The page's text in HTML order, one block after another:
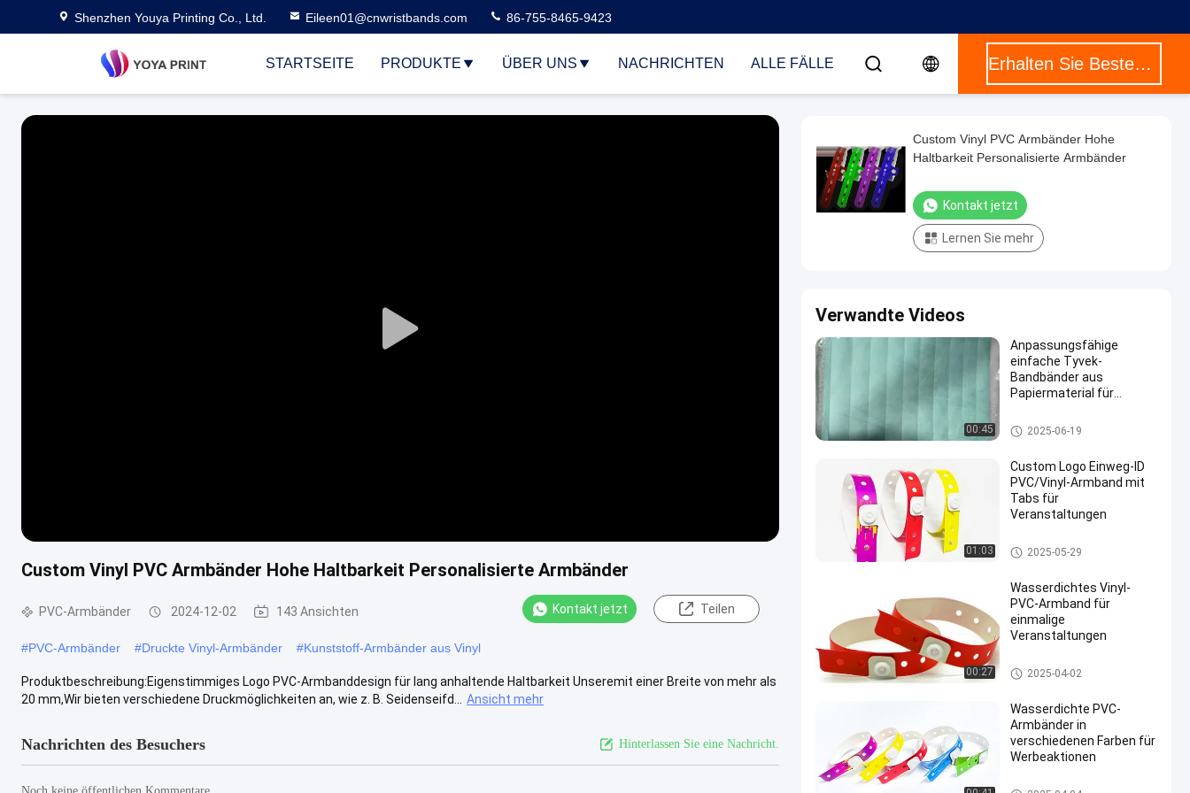
Shenzhen Youya Printing Co., Ltd. Eileen01@cnwristbands.com 86-755-8465-9423
STARTSEITE PRODUKTE ÜBER UNS NACHRICHTEN ALLE FÄLLE Erhalten Sie Besten Preis
Play
Custom Vinyl PVC Armbänder Hohe Haltbarkeit Personalisierte Armbänder
PVC-Armbänder 2024-12-02 143 Ansichten Kontakt jetzt Teilen
#PVC-Armbänder #Druckte Vinyl-Armbänder #Kunststoff-Armbänder aus Vinyl
Produktbeschreibung:Eigenstimmiges Logo PVC-Armbanddesign für lang anhaltende Haltbarkeit Unseremit einer Breite von mehr als
20 mm,Wir bieten verschiedene Druckmöglichkeiten an, wie z. B. Seidenseifd...
Ansicht mehr
Nachrichten des Besuchers Hinterlassen Sie eine Nachricht.
Noch keine öffentlichen Kommentare
Custom Vinyl PVC Armbänder Hohe
Haltbarkeit Personalisierte Armbänder
Kontakt jetzt
Lernen Sie mehr
Verwandte Videos
00:45
Anpassungsfähige
einfache Tyvek-
Bandbänder aus
Papiermaterial für
wasserdichte
Veranstaltungssicherheit
Tyvek-Papier-Armbänder
2025-06-19
01:03
Custom Logo Einweg-ID
PVC/Vinyl-Armband mit
Tabs für
Veranstaltungen
PVC-Armbänder
2025-05-29
00:27
Wasserdichtes Vinyl-
PVC-Armband für
einmalige
Veranstaltungen
PVC-Armbänder
2025-04-02
Wasserdichte PVC-
Armbänder in
verschiedenen Farben für
Werbeaktionen
PVC-Armbänder